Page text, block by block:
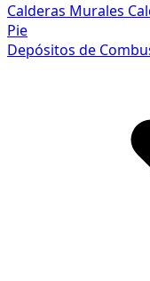
Calderas Murales
Pie
Depósitos de